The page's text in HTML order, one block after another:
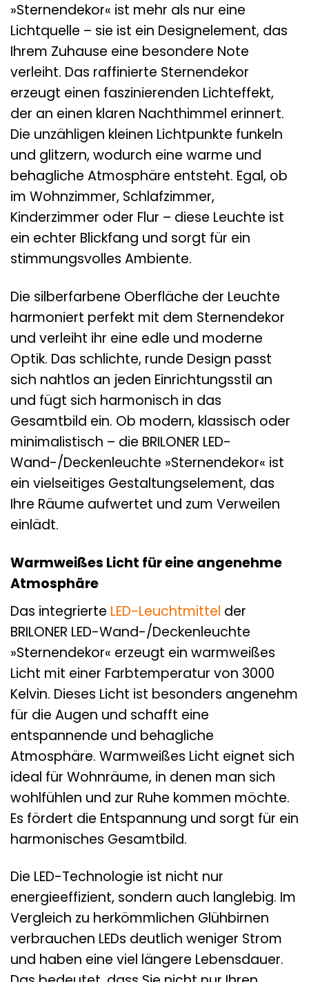
»Sternendekor« ist mehr als nur eine
Lichtquelle – sie ist ein Designelement, das
Ihrem Zuhause eine besondere Note
verleiht. Das raffinierte Sternendekor
erzeugt einen faszinierenden Lichteffekt,
der an einen klaren Nachthimmel erinnert.
Die unzähligen kleinen Lichtpunkte funkeln
und glitzern, wodurch eine warme und
behagliche Atmosphäre entsteht. Egal, ob
im Wohnzimmer, Schlafzimmer,
Kinderzimmer oder Flur – diese Leuchte ist
ein echter Blickfang und sorgt für ein
stimmungsvolles Ambiente.
Die silberfarbene Oberfläche der Leuchte
harmoniert perfekt mit dem Sternendekor
und verleiht ihr eine edle und moderne
Optik. Das schlichte, runde Design passt
sich nahtlos an jeden Einrichtungsstil an
und fügt sich harmonisch in das
Gesamtbild ein. Ob modern, klassisch oder
minimalistisch – die BRILONER LED-
Wand-/Deckenleuchte »Sternendekor« ist
ein vielseitiges Gestaltungselement, das
Ihre Räume aufwertet und zum Verweilen
einlädt.
Warmweißes Licht für eine angenehme
Atmosphäre
Das integrierte LED-Leuchtmittel der
BRILONER LED-Wand-/Deckenleuchte
»Sternendekor« erzeugt ein warmweißes
Licht mit einer Farbtemperatur von 3000
Kelvin. Dieses Licht ist besonders angenehm
für die Augen und schafft eine
entspannende und behagliche
Atmosphäre. Warmweißes Licht eignet sich
ideal für Wohnräume, in denen man sich
wohlfühlen und zur Ruhe kommen möchte.
Es fördert die Entspannung und sorgt für ein
harmonisches Gesamtbild.
Die LED-Technologie ist nicht nur
energieeffizient, sondern auch langlebig. Im
Vergleich zu herkömmlichen Glühbirnen
verbrauchen LEDs deutlich weniger Strom
und haben eine viel längere Lebensdauer.